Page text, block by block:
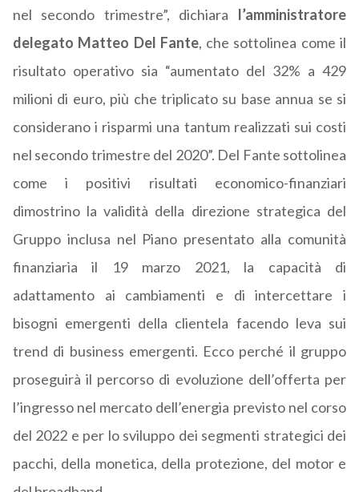
nel secondo trimestre”, dichiara l’amministratore
delegato Matteo Del Fante, che sottolinea come il
risultato operativo sia “aumentato del 32% a 429
milioni di euro, più che triplicato su base annua se si
considerano i risparmi una tantum realizzati sui costi
nel secondo trimestre del 2020”. Del Fante sottolinea
come i positivi risultati economico-finanziari
dimostrino la validità della direzione strategica del
Gruppo inclusa nel Piano presentato alla comunità
finanziaria il 19 marzo 2021, la capacità di
adattamento ai cambiamenti e di intercettare i
bisogni emergenti della clientela facendo leva sui
trend di business emergenti. Ecco perché il gruppo
proseguirà il percorso di evoluzione dell’offerta per
l’ingresso nel mercato dell’energia previsto nel corso
del 2022 e per lo sviluppo dei segmenti strategici dei
pacchi, della monetica, della protezione, del motor e